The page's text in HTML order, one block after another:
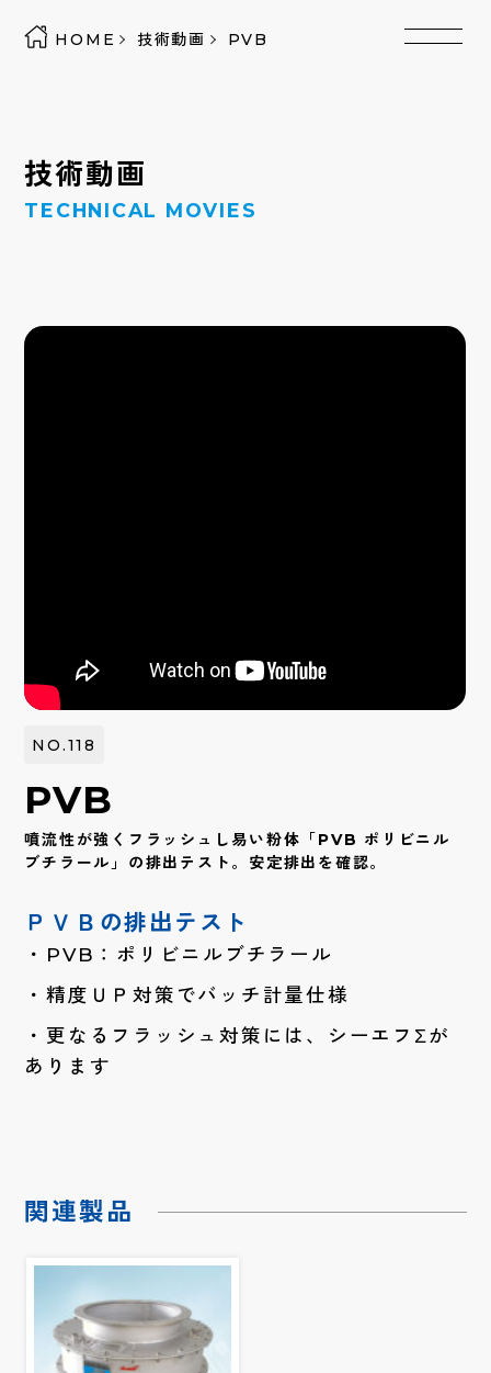
HOME 技術動画 PVB
技術動画
TECHNICAL MOVIES
NO.118
PVB
噴流性が強くフラッシュし易い粉体「PVB ポリビニル
ブチラール」の排出テスト。安定排出を確認。
ＰＶＢの排出テスト
PVB：ポリビニルブチラール
精度ＵＰ対策でバッチ計量仕様
更なるフラッシュ対策には、シーエフΣが
あります
関連製品